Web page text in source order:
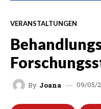
VERANSTALTUNGEN
By Joana 09/05/